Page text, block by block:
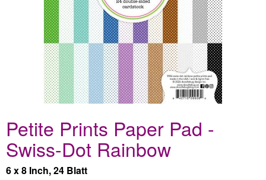
Petite Prints Paper Pad -
Swiss-Dot Rainbow
6 x 8 Inch, 24 Blatt